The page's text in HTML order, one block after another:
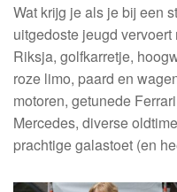
Wat krijg je als je bij een
uitgedoste jeugd
Riksja, golfkarretje,
roze limo, paard en
motoren, getunede
Mercedes, diverse
prachtige galastoet (en